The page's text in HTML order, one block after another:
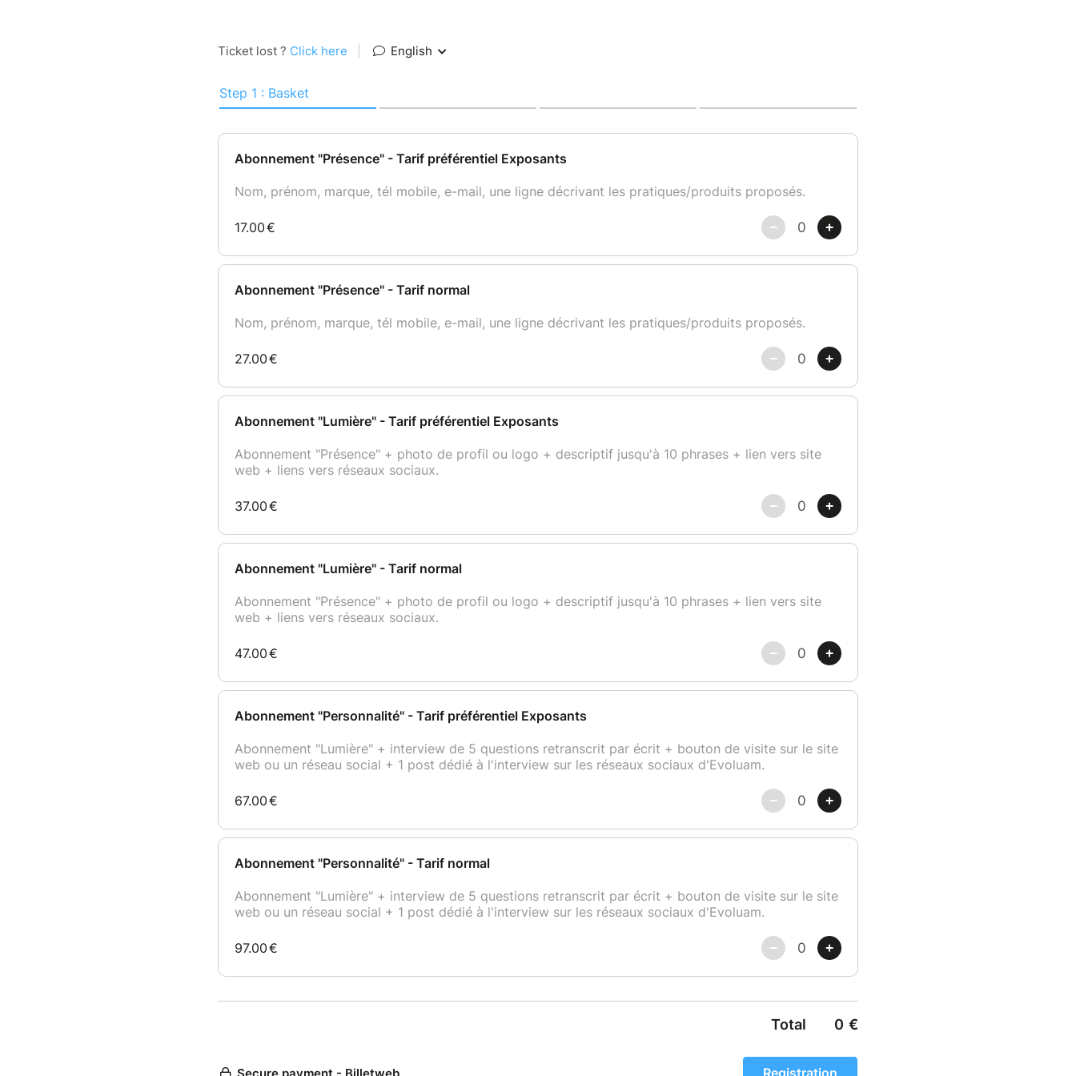
Ticket lost ? Click here English
Step 1 : Basket
Abonnement "Présence" - Tarif préférentiel Exposants
Nom, prénom, marque, tél mobile, e-mail, une ligne décrivant les pratiques/produits proposés.
17.00€
Abonnement "Présence" - Tarif normal
Nom, prénom, marque, tél mobile, e-mail, une ligne décrivant les pratiques/produits proposés.
27.00€
Abonnement "Lumière" - Tarif préférentiel Exposants
Abonnement "Présence" + photo de profil ou logo + descriptif jusqu'à 10 phrases + lien vers site
web + liens vers réseaux sociaux.
37.00€
Abonnement "Lumière" - Tarif normal
Abonnement "Présence" + photo de profil ou logo + descriptif jusqu'à 10 phrases + lien vers site
web + liens vers réseaux sociaux.
47.00€
Abonnement "Personnalité" - Tarif préférentiel Exposants
Abonnement "Lumière" + interview de 5 questions retranscrit par écrit + bouton de visite sur le site
web ou un réseau social + 1 post dédié à l'interview sur les réseaux sociaux d'Evoluam.
67.00€
Abonnement "Personnalité" - Tarif normal
Abonnement "Lumière" + interview de 5 questions retranscrit par écrit + bouton de visite sur le site
web ou un réseau social + 1 post dédié à l'interview sur les réseaux sociaux d'Evoluam.
97.00€
Total 0 €
Secure payment - Billetweb